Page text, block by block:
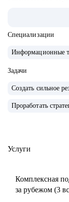
• Внедряю
• Провел более
• Вместе с
РФ и Европы.
• Мои клиенты
команду
• консультирую
Специализации
Информационные
Задачи
Создать сильное
Проработать
Услуги
Комплексная
за рубежом (3